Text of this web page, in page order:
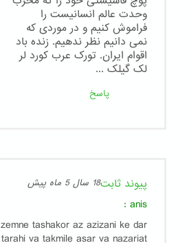
وحدت عالم انسانیست را
فراموش کنیم و در موردی که
نمی دانیم نظر ندهیم. زنده باد
اقوام ایران. تورک عرب کورد لر
لک گیلک ...
پاسخ
پیوند ثابت18 سال 5 ماه پیش
anis
:
zemne tashakor az azizani ke dar
tarahi va takmile asar va nazariat